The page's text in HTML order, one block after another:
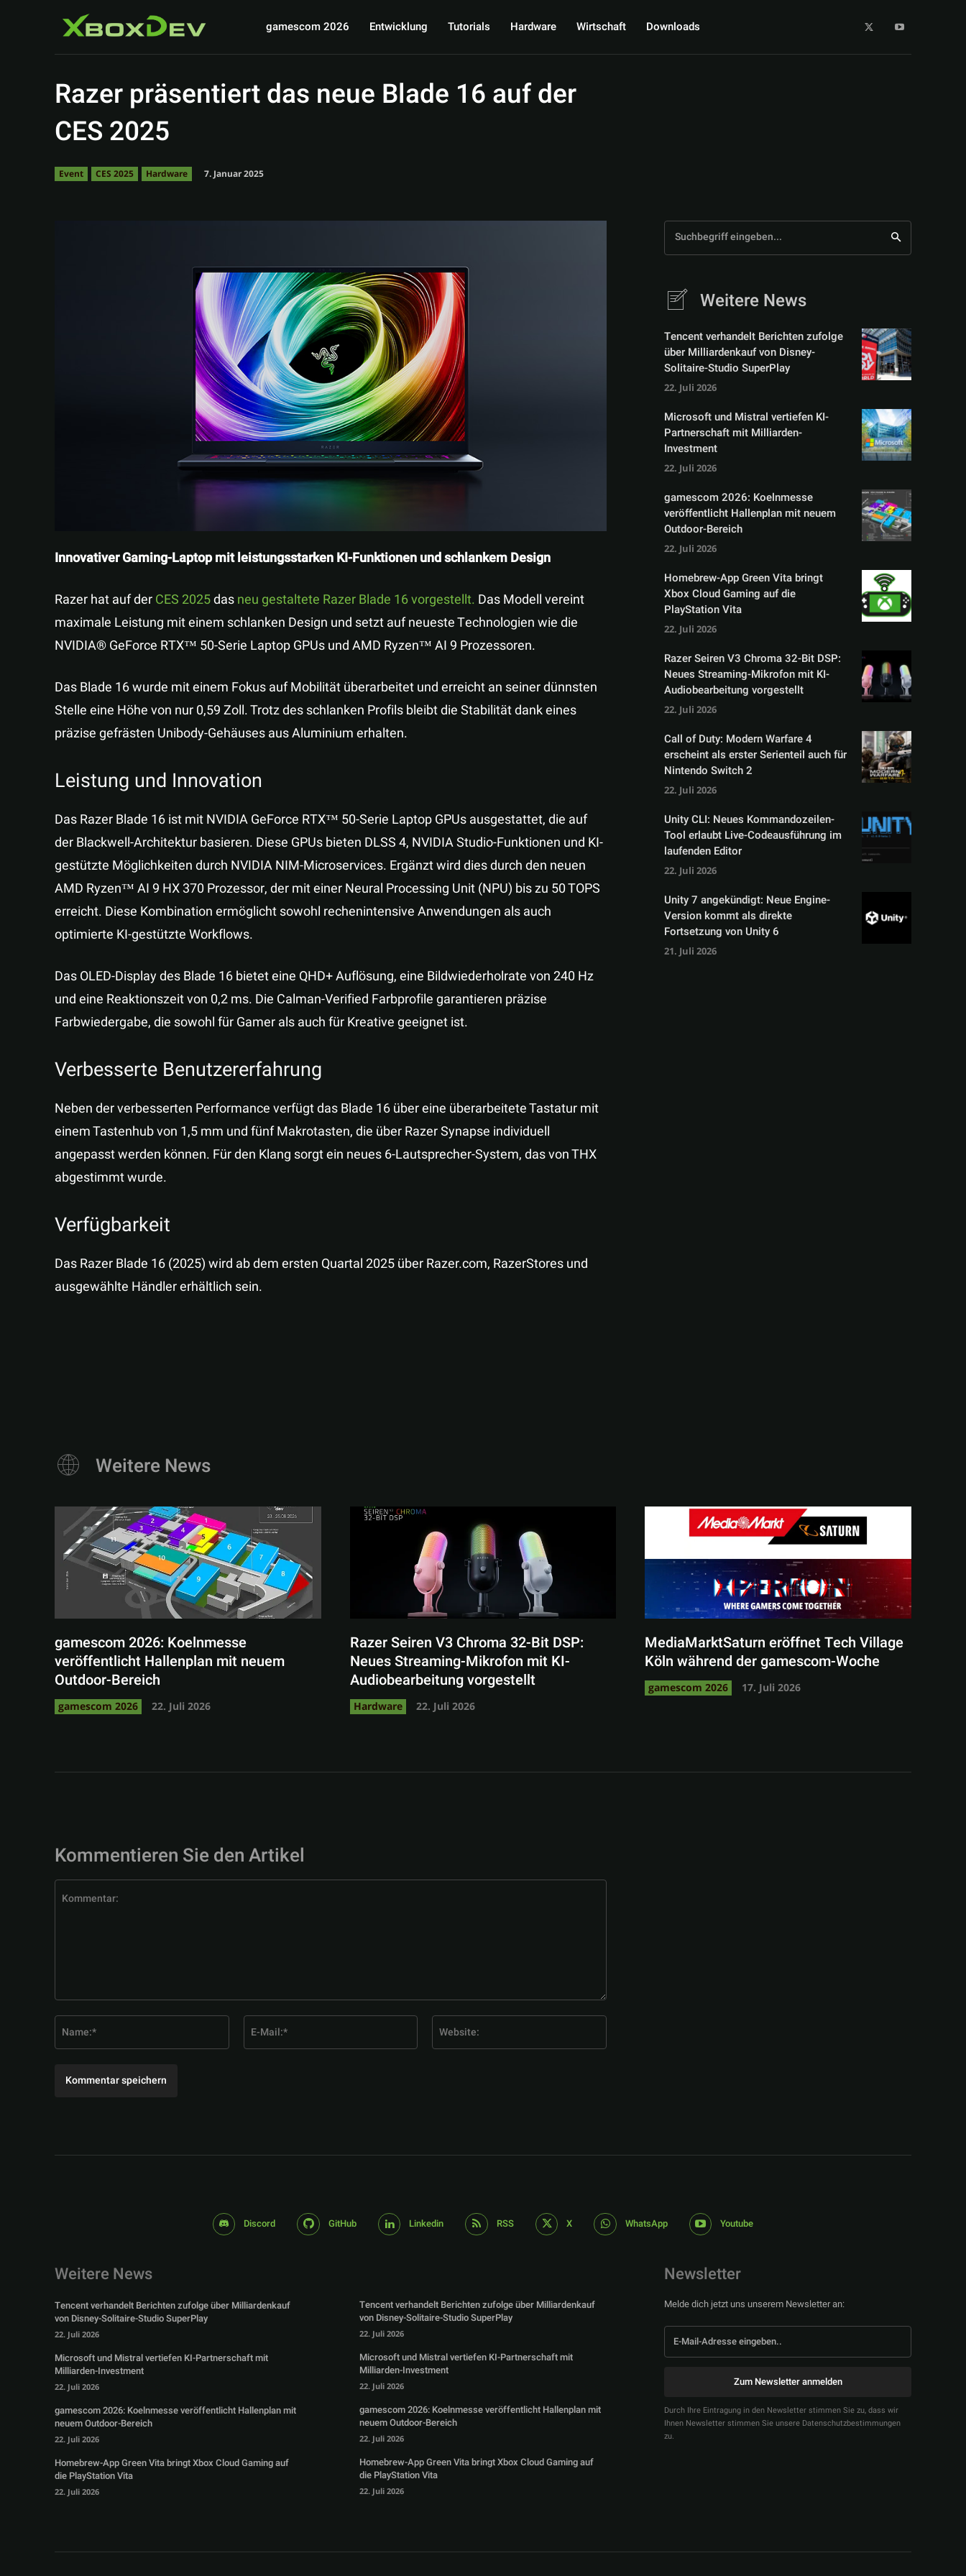
gamescom 2026 Entwicklung Tutorials Hardware Wirtschaft Downloads
Razer präsentiert das neue Blade 16 auf der
CES 2025
Event CES 2025 Hardware 7. Januar 2025
Innovativer Gaming-Laptop mit leistungsstarken KI-Funktionen und schlankem Design
Razer hat auf derCES 2025dasneu gestaltete Razer Blade 16 vorgestellt. Das Modell vereint
maximale Leistung mit einem schlanken Design und setzt auf neueste Technologien wie die
NVIDIA® GeForce RTX™ 50-Serie Laptop GPUs und AMD Ryzen™ AI 9 Prozessoren.
Das Blade 16 wurde mit einem Fokus auf Mobilität überarbeitet und erreicht an seiner dünnsten
Stelle eine Höhe von nur 0,59 Zoll. Trotz des schlanken Profils bleibt die Stabilität dank eines
präzise gefrästen Unibody-Gehäuses aus Aluminium erhalten.
Leistung und Innovation
Das Razer Blade 16 ist mit NVIDIA GeForce RTX™ 50-Serie Laptop GPUs ausgestattet, die auf
der Blackwell-Architektur basieren. Diese GPUs bieten DLSS 4, NVIDIA Studio-Funktionen und KI-
gestützte Möglichkeiten durch NVIDIA NIM-Microservices. Ergänzt wird dies durch den neuen
AMD Ryzen™ AI 9 HX 370 Prozessor, der mit einer Neural Processing Unit (NPU) bis zu 50 TOPS
erreicht. Diese Kombination ermöglicht sowohl rechenintensive Anwendungen als auch
optimierte KI-gestützte Workflows.
Das OLED-Display des Blade 16 bietet eine QHD+ Auflösung, eine Bildwiederholrate von 240 Hz
und eine Reaktionszeit von 0,2 ms. Die Calman-Verified Farbprofile garantieren präzise
Farbwiedergabe, die sowohl für Gamer als auch für Kreative geeignet ist.
Verbesserte Benutzererfahrung
Neben der verbesserten Performance verfügt das Blade 16 über eine überarbeitete Tastatur mit
einem Tastenhub von 1,5 mm und fünf Makrotasten, die über Razer Synapse individuell
angepasst werden können. Für den Klang sorgt ein neues 6-Lautsprecher-System, das von THX
abgestimmt wurde.
Verfügbarkeit
Das Razer Blade 16 (2025) wird ab dem ersten Quartal 2025 über Razer.com, RazerStores und
ausgewählte Händler erhältlich sein.
Suchbegriff eingeben...
Weitere News
Tencent verhandelt Berichten zufolge
über Milliardenkauf von Disney-
Solitaire-Studio SuperPlay
22. Juli 2026
Microsoft und Mistral vertiefen KI-
Partnerschaft mit Milliarden-
Investment
22. Juli 2026
gamescom 2026: Koelnmesse
veröffentlicht Hallenplan mit neuem
Outdoor-Bereich
22. Juli 2026
Homebrew-App Green Vita bringt
Xbox Cloud Gaming auf die
PlayStation Vita
22. Juli 2026
Razer Seiren V3 Chroma 32-Bit DSP:
Neues Streaming-Mikrofon mit KI-
Audiobearbeitung vorgestellt
22. Juli 2026
Call of Duty: Modern Warfare 4
erscheint als erster Serienteil auch für
Nintendo Switch 2
22. Juli 2026
Unity CLI: Neues Kommandozeilen-
Tool erlaubt Live-Codeausführung im
laufenden Editor
22. Juli 2026
Unity 7 angekündigt: Neue Engine-
Version kommt als direkte
Fortsetzung von Unity 6
21. Juli 2026
Weitere News
gamescom 2026: Koelnmesse
veröffentlicht Hallenplan mit neuem
Outdoor-Bereich
gamescom 2026 22. Juli 2026
Razer Seiren V3 Chroma 32-Bit DSP:
Neues Streaming-Mikrofon mit KI-
Audiobearbeitung vorgestellt
Hardware 22. Juli 2026
MediaMarktSaturn eröffnet Tech Village
Köln während der gamescom-Woche
gamescom 2026 17. Juli 2026
Kommentieren Sie den Artikel
Mail:*
Discord GitHub Linkedin RSS X WhatsApp Youtube
Weitere News
Tencent verhandelt Berichten zufolge über Milliardenkauf
von Disney-Solitaire-Studio SuperPlay
22. Juli 2026
Microsoft und Mistral vertiefen KI-Partnerschaft mit
Milliarden-Investment
22. Juli 2026
gamescom 2026: Koelnmesse veröffentlicht Hallenplan mit
neuem Outdoor-Bereich
22. Juli 2026
Homebrew-App Green Vita bringt Xbox Cloud Gaming auf
die PlayStation Vita
22. Juli 2026
Tencent verhandelt Berichten zufolge über Milliardenkauf
von Disney-Solitaire-Studio SuperPlay
22. Juli 2026
Microsoft und Mistral vertiefen KI-Partnerschaft mit
Milliarden-Investment
22. Juli 2026
gamescom 2026: Koelnmesse veröffentlicht Hallenplan mit
neuem Outdoor-Bereich
22. Juli 2026
Homebrew-App Green Vita bringt Xbox Cloud Gaming auf
die PlayStation Vita
22. Juli 2026
Newsletter
Melde dich jetzt uns unserem Newsletter an:
Zum Newsletter anmelden
Durch Ihre Eintragung in den Newsletter stimmen Sie zu, dass wir
Ihnen Newsletter stimmen Sie unsere Datenschutzbestimmungen
zu.